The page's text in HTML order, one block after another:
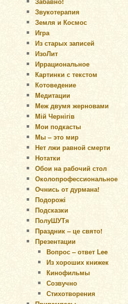
Звукотерапия
Земля и Космос
Игра
Из старых записей
ИзоЛит
Иррациональное
Картинки с текстом
Котоведение
Медитации
Меж двумя жерновами
Мій Чернігів
Мои подкасты
Мы – это мир
Нет лжи равной смерти
Нотатки
Обои на рабочий стол
Околопрофессиональное
Очнись от дурмана!
Подорожі
Подсказки
ПолуШУТя
Праздник – це свято!
Презентации
Вопрос – ответ Lee
Из хороших книжек
Кинофильмы
Созвучно
Стихотворения